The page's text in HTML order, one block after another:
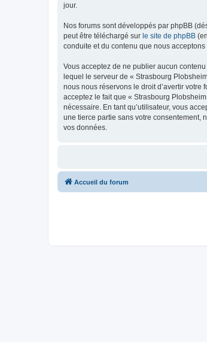
jour.
Nos forums sont développés par phpBB
peut être téléchargé sur le site de phpBB
conduite et du contenu que nous
Vous acceptez de ne publier aucun
lequel le serveur de « Strasbourg
nous nous réservons le droit d’avertir votre
acceptez le fait que « Strasbourg
nécessaire. En tant qu’utilisateur, vous
une tierce partie sans votre consentement,
vos données.
Accueil du forum